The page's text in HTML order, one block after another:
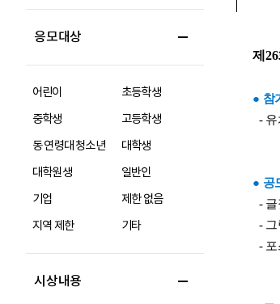
응모대상
어린이
초등학생
중학생
고등학생
동 연령대 청소년
대학생
대학원생
일반인
기업
제한 없음
지역 제한
기타
시상내용